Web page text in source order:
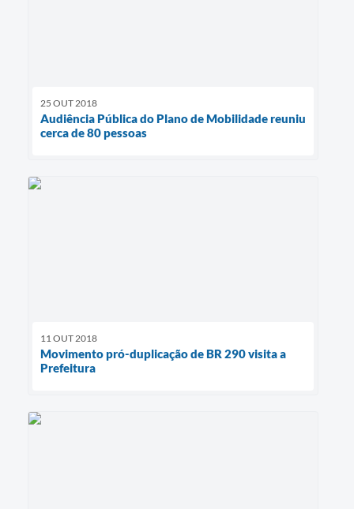
25 OUT 2018
Audiência Pública do Plano de Mobilidade reuniu
cerca de 80 pessoas
11 OUT 2018
Movimento pró-duplicação de BR 290 visita a
Prefeitura